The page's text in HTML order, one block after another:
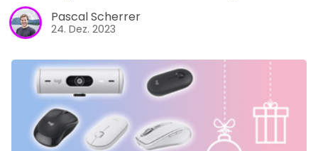
Pascal Scherrer
24. Dez. 2023